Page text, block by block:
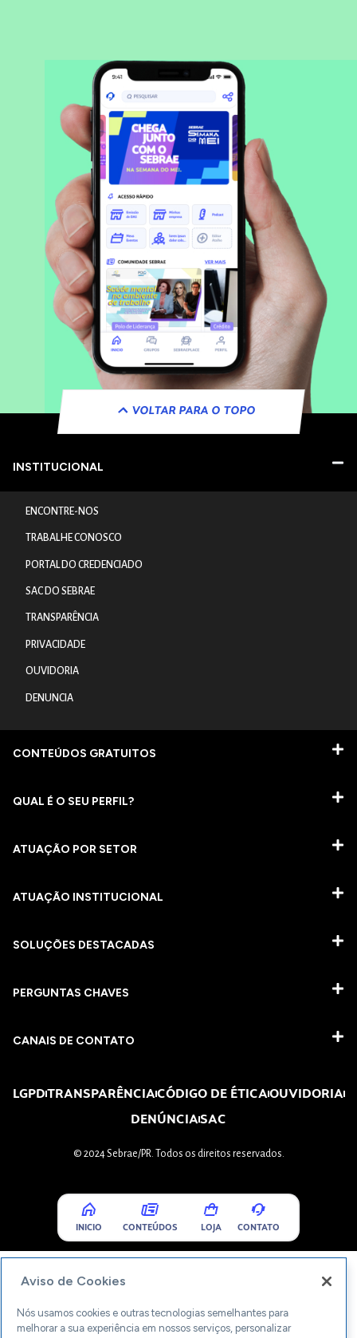
VOLTAR PARA O TOPO
INSTITUCIONAL
ENCONTRE-NOS
TRABALHE CONOSCO
PORTAL DO CREDENCIADO
SAC DO SEBRAE
TRANSPARÊNCIA
PRIVACIDADE
OUVIDORIA
DENUNCIA
CONTEÚDOS GRATUITOS
QUAL É O SEU PERFIL?
ATUAÇÃO POR SETOR
ATUAÇÃO INSTITUCIONAL
SOLUÇÕES DESTACADAS
PERGUNTAS CHAVES​
CANAIS DE CONTATO
LGPDTRANSPARÊNCIACÓDIGO DE ÉTICAOUVIDORIA
DENÚNCIASAC
© 2024 Sebrae/PR. Todos os direitos reservados.
INICIO CONTEÚDOS LOJA CONTATO
Aviso de Cookies
Nós usamos cookies e outras tecnologias semelhantes para
melhorar a sua experiência em nossos serviços, personalizar